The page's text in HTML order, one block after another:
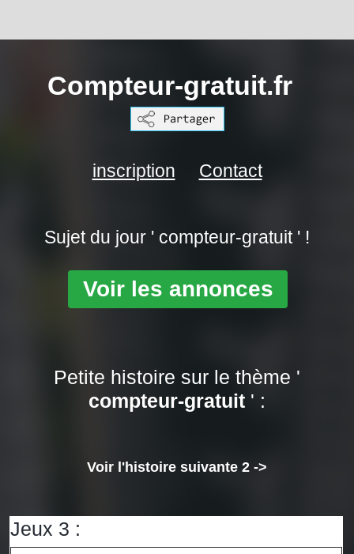
Compteur-gratuit.fr
inscription Contact
Sujet du jour ' compteur-gratuit ' !
Voir les annonces
Petite histoire sur le thème '
compteur-gratuit ' :
Voir l'histoire suivante 2 ->
Jeux 3 :